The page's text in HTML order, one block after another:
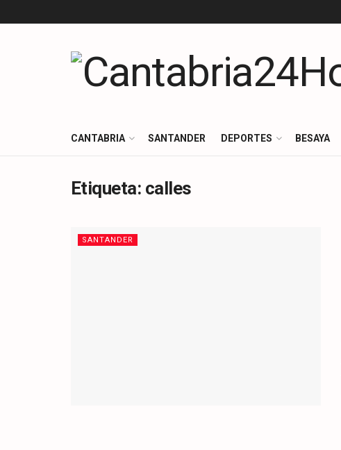
CANTABRIA SANTANDER DEPORTES BESAYA
Etiqueta: calles
SANTANDER